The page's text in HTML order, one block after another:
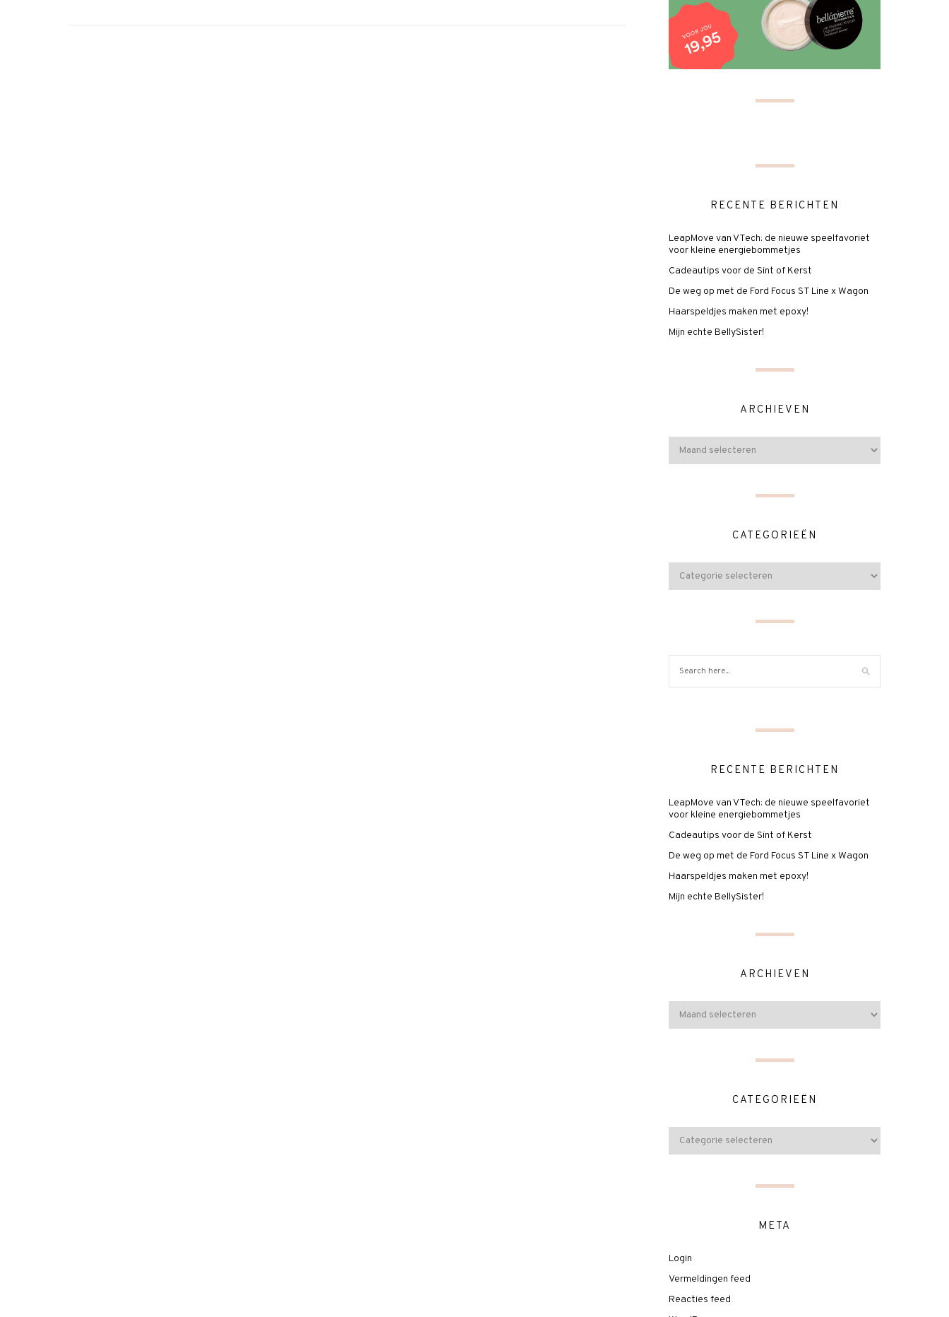
RECENTE BERICHTEN
LeapMove van VTech: de nieuwe speelfavoriet
voor kleine energiebommetjes
Cadeautips voor de Sint of Kerst
De weg op met de Ford Focus ST Line x Wagon
Haarspeldjes maken met epoxy!
Mijn echte BellySister!
ARCHIEVEN
CATEGORIEËN
RECENTE BERICHTEN
LeapMove van VTech: de nieuwe speelfavoriet
voor kleine energiebommetjes
Cadeautips voor de Sint of Kerst
De weg op met de Ford Focus ST Line x Wagon
Haarspeldjes maken met epoxy!
Mijn echte BellySister!
ARCHIEVEN
CATEGORIEËN
META
Login
Vermeldingen feed
Reacties feed